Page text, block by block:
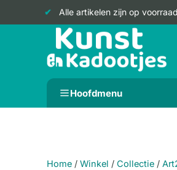
Alle artikelen zijn op voorraad
Hoofdmenu
Home / Winkel / Collectie /